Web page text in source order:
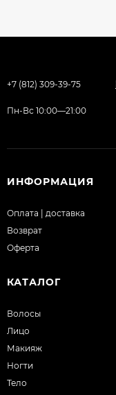
+7 (812) 309-39-75
Пн-Вс 10:00—21:00
ИНФОРМАЦИЯ
Оплата | доставка
Возврат
Оферта
КАТАЛОГ
Волосы
Лицо
Макияж
Ногти
Тело